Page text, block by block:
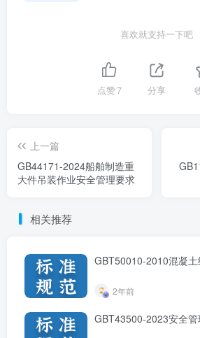
喜欢就支持一下吧
点赞7 分享
上一篇
GB44171-2024船舶制造重
大件吊装作业安全管理要求
相关推荐
GBT50010-2010混凝
2年前
GBT43500-2023安全